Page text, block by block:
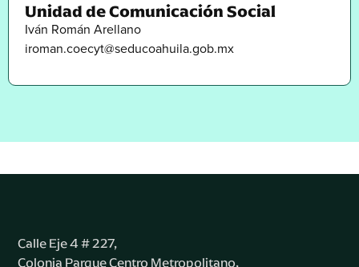
Unidad de Comunicación Social
Iván Román Arellano
iroman.coecyt@seducoahuila.gob.mx
Calle Eje 4 # 227,
Colonia Parque Centro Metropolitano,